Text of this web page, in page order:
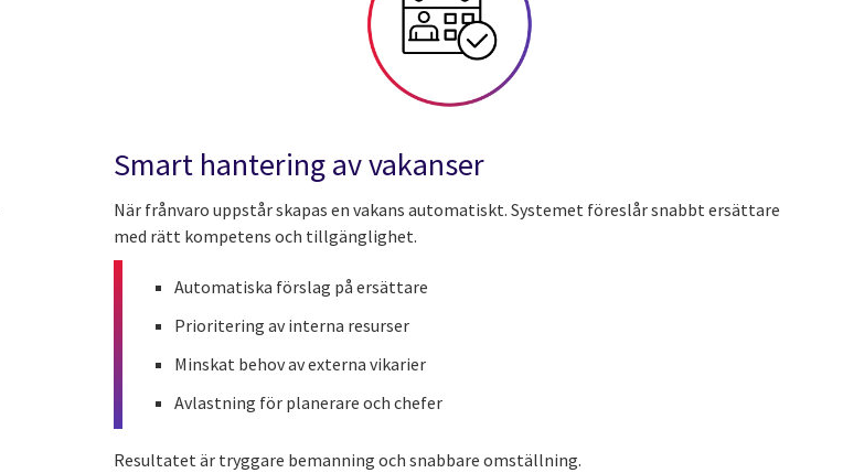
Smart hantering av vakanser
När frånvaro uppstår skapas en vakans automatiskt. Systemet föreslår snabbt ersättare
med rätt kompetens och tillgänglighet.
Automatiska förslag på ersättare
Prioritering av interna resurser
Minskat behov av externa vikarier
Avlastning för planerare och chefer
Resultatet är tryggare bemanning och snabbare omställning.